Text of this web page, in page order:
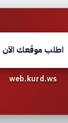
اطلب موقعك الآن
web.kurd.ws